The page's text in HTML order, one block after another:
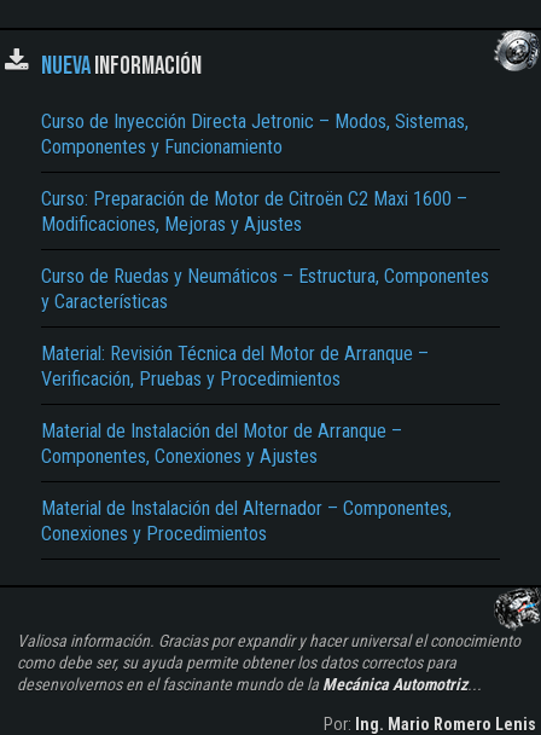
NUEVAINFORMACIÓN
Curso de Inyección Directa Jetronic – Modos, Sistemas,
Componentes y Funcionamiento
Curso: Preparación de Motor de Citroën C2 Maxi 1600 –
Modificaciones, Mejoras y Ajustes
Curso de Ruedas y Neumáticos – Estructura, Componentes
y Características
Material: Revisión Técnica del Motor de Arranque –
Verificación, Pruebas y Procedimientos
Material de Instalación del Motor de Arranque –
Componentes, Conexiones y Ajustes
Material de Instalación del Alternador – Componentes,
Conexiones y Procedimientos
Valiosa información. Gracias por expandir y hacer universal el conocimiento
como debe ser, su ayuda permite obtener los datos correctos para
desenvolvernos en el fascinante mundo de la Mecánica Automotriz...
Por: Ing. Mario Romero Lenis